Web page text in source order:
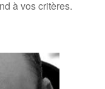
à vos critères.